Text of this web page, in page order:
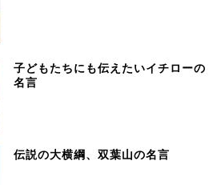
子どもたちにも伝えたいイチローの
名言
伝説の大横綱、双葉山の名言